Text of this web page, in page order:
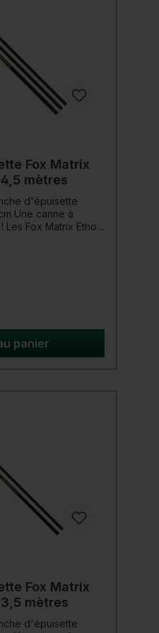
Fox Matrix
mètres
d'épuisette
à
individuels.
de carbone solide
conception de tige
et comportent
et caoutchoutée.
panier
Fox Matrix
mètres
d'épuisette